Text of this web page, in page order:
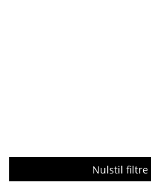
Nulstil filtre